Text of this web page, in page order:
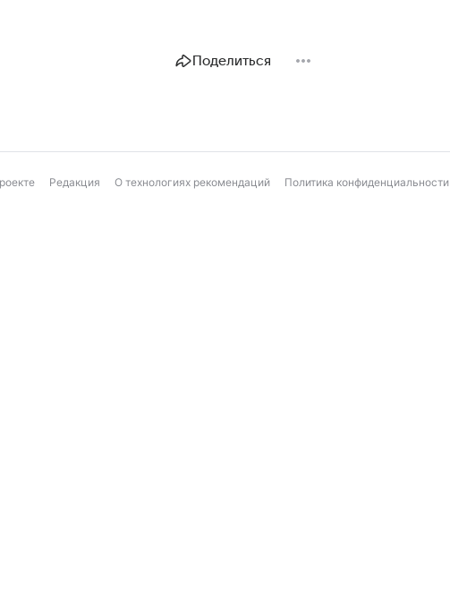
Поделиться
Редакция О технологиях рекомендаций Политика конфиденциальности